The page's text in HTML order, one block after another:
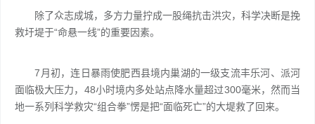
除了众志成城，多方力量拧成一股绳抗击洪灾，科学决断是挽
救圩堤于“命悬一线”的重要因素。
7月初，连日暴雨使肥西县境内巢湖的一级支流丰乐河、派河
面临极大压力，48小时境内多处站点降水量超过300毫米，然而当
地一系列科学救灾“组合拳”愣是把“面临死亡”的大堤救了回来。